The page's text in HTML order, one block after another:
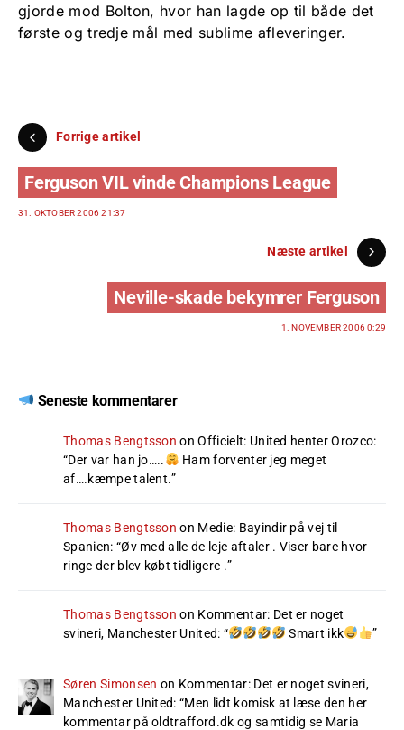
gjorde mod Bolton, hvor han lagde op til både det
første og tredje mål med sublime afleveringer.
Forrige artikel
Ferguson VIL vinde Champions League
31. OKTOBER 2006 21:37
Næste artikel
Neville-skade bekymrer Ferguson
1. NOVEMBER 2006 0:29
Seneste kommentarer
Thomas Bengtsson onOfficielt: United henter Orozco:
“Der var han jo…..
Ham forventer jeg meget
af….kæmpe talent.”
Thomas Bengtsson on Medie: Bayindir på vej til
Spanien: “Øv med alle de leje aftaler . Viser bare hvor
ringe der blev købt tidligere .”
Thomas Bengtsson on Kommentar: Det er noget
svineri, Manchester United: “ Smart ikk ”
Søren Simonsen on Kommentar: Det er noget svineri,
Manchester United: “Men lidt komisk at læse den her
kommentar på oldtrafford.dk og samtidig se Maria